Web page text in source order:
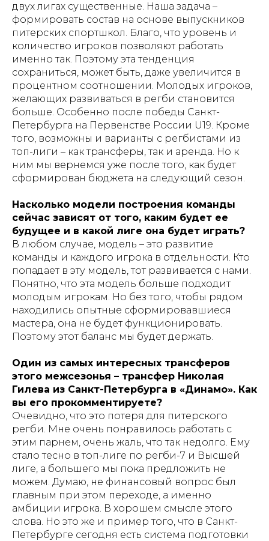
двух лигах существенные. Наша задача –
формировать состав на основе выпускников
питерских спортшкол. Благо, что уровень и
количество игроков позволяют работать
именно так. Поэтому эта тенденция
сохраниться, может быть, даже увеличится в
процентном соотношении. Молодых игроков,
желающих развиваться в регби становится
больше. Особенно после победы Санкт-
Петербурга на Первенстве России U19. Кроме
того, возможны и варианты с регбистами из
топ-лиги – как трансферы, так и аренда. Но к
ним мы вернемся уже после того, как будет
сформирован бюджета на следующий сезон.
Насколько модели построения команды
сейчас зависят от того, каким будет ее
будущее и в какой лиге она будет играть?
В любом случае, модель – это развитие
команды и каждого игрока в отдельности. Кто
попадает в эту модель, тот развивается с нами.
Понятно, что эта модель больше подходит
молодым игрокам. Но без того, чтобы рядом
находились опытные сформировавшиеся
мастера, она не будет функционировать.
Поэтому этот баланс мы будет держать.
Один из самых интересных трансферов
этого межсезонья – трансфер Николая
Гилева из Санкт-Петербурга в «Динамо». Как
вы его прокомментируете?
Очевидно, что это потеря для питерского
регби. Мне очень понравилось работать с
этим парнем, очень жаль, что так недолго. Ему
стало тесно в топ-лиге по регби-7 и Высшей
лиге, а большего мы пока предложить не
можем. Думаю, не финансовый вопрос был
главным при этом переходе, а именно
амбиции игрока. В хорошем смысле этого
слова. Но это же и пример того, что в Санкт-
Петербурге сегодня есть система подготовки